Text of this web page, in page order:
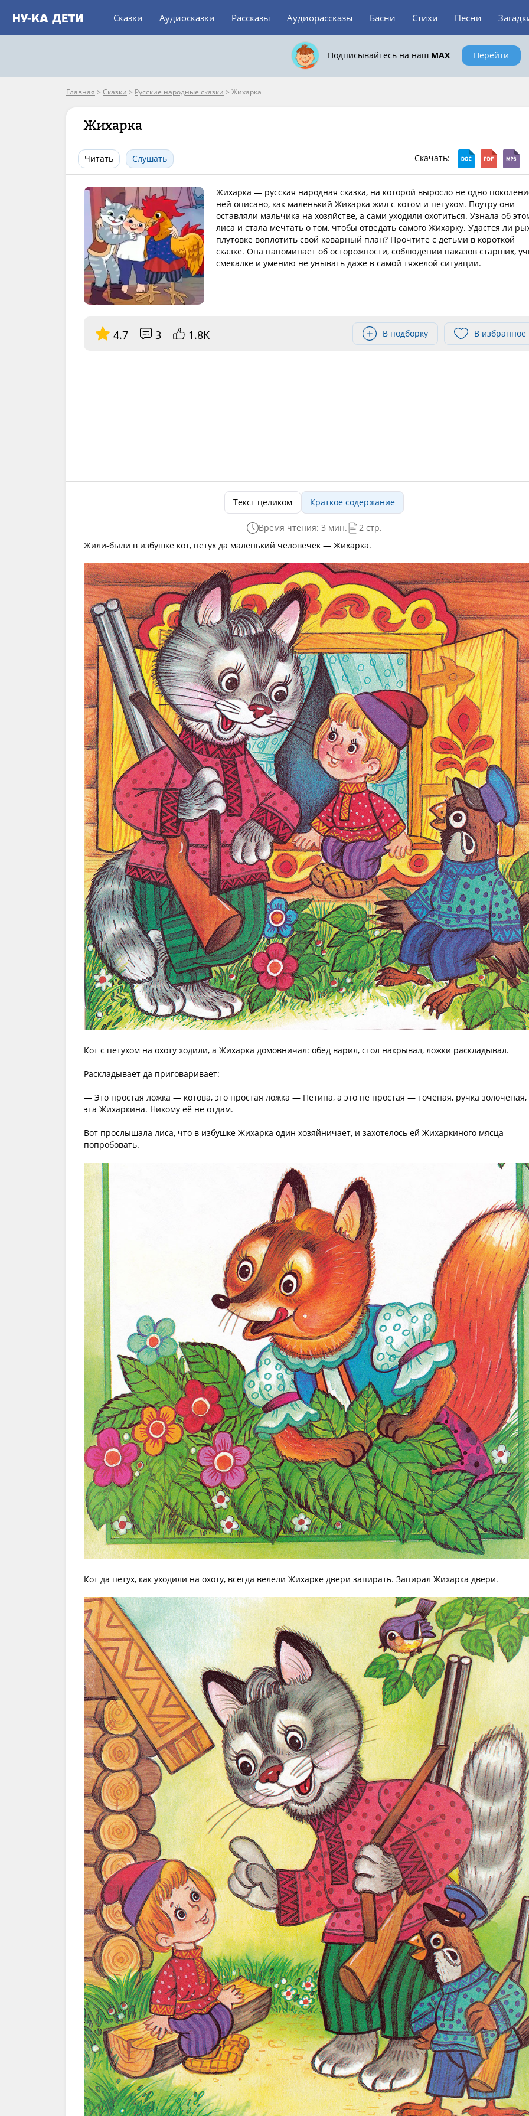
Сказки Аудиосказки Рассказы Аудиорассказы Басни Стихи Песни
Подписывайтесь на наш MAX Перейти
Главная > Сказки > Русские народные сказки > Жихарка
Жихарка
Читать Слушать Скачать:
Жихарка — русская народная сказка, на которой выросло не одно
ней описано, как маленький Жихарка жил с котом и петухом. Поутру они
оставляли мальчика на хозяйстве, а сами уходили охотиться. Узнала об
лиса и стала мечтать о том, чтобы отведать самого Жихарку. Удастся ли
плутовке воплотить свой коварный план? Прочтите с детьми в короткой
сказке. Она напоминает об осторожности, соблюдении наказов старших,
смекалке и умению не унывать даже в самой тяжелой ситуации.
4.7 3 1.8K В подборку В избранное
Текст целиком Краткое содержание
Время чтения: 3 мин.
2 стр.
Жили-были в избушке кот, петух да маленький человечек — Жихарка.
Кот с петухом на охоту ходили, а Жихарка домовничал: обед варил, стол накрывал, ложки раскладывал.
Раскладывает да приговаривает:
— Это простая ложка — котова, это простая ложка — Петина, а это не простая — точёная, ручка
эта Жихаркина. Никому её не отдам.
Вот прослышала лиса, что в избушке Жихарка один хозяйничает, и захотелось ей Жихаркиного мясца
попробовать.
Кот да петух, как уходили на охоту, всегда велели Жихарке двери запирать. Запирал Жихарка двери.